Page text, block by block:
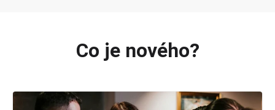
Co je nového?